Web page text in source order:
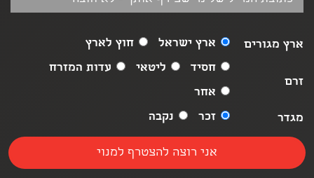
ארץ מגורים ארץ ישראל חוץ לארץ
זרם
חסיד ליטאי
עדות המזרח
אחר
מגדר
זכר נקבה